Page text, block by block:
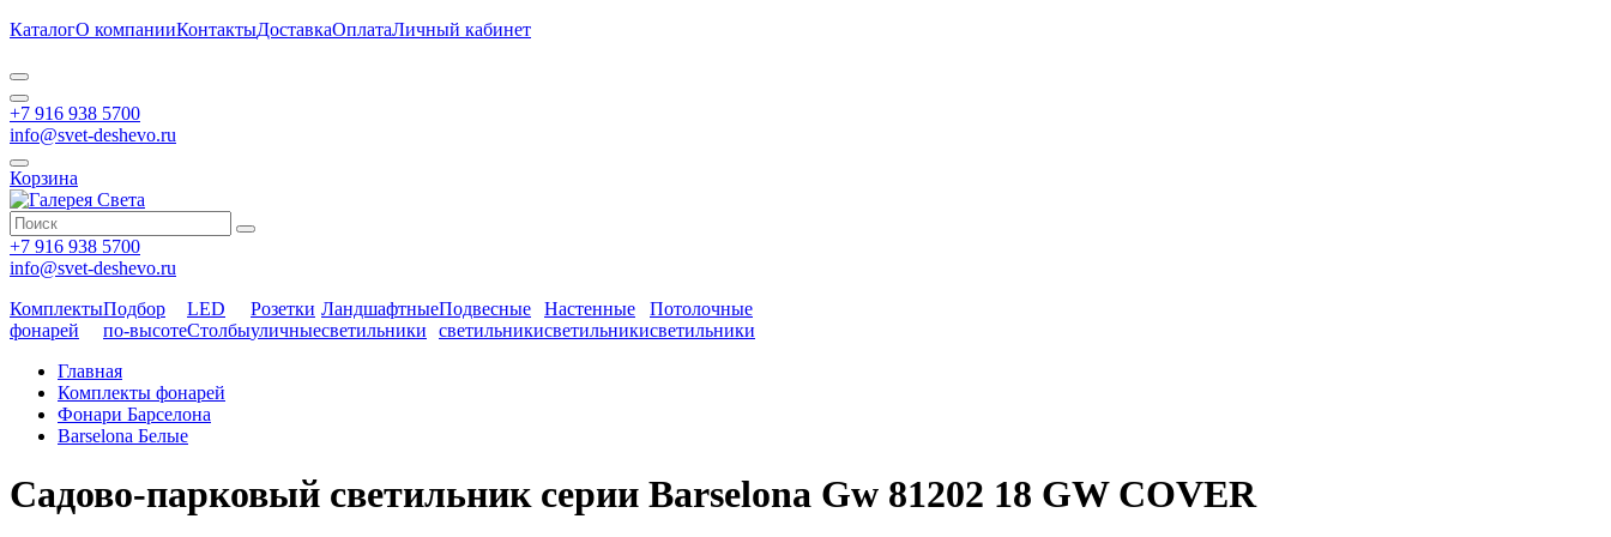
КаталогО компанииКонтактыДоставкаОплатаЛичный кабинет
+7 916 938 5700
info@svet-deshevo.ru
Корзина
+7 916 938 5700
info@svet-deshevo.ru
Комплекты
фонарей
Подбор
по-высоте
LED
Столбы
Розетки
уличные
Ландшафтные
светильники
Подвесные
светильники
Настенные
светильники
Потолочные
светильники
Главная
Комплекты фонарей
Фонари Барселона
Barselona Белые
Садово-парковый светильник серии Barselona Gw 81202 18 GW COVER